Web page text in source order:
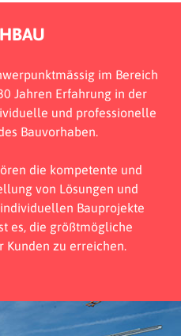
im Bereich
Jahren Erfahrung in der
und professionelle
Bauvorhaben.
die kompetente und
von Lösungen und
Bauprojekte
es, die größtmögliche
Kunden zu erreichen.